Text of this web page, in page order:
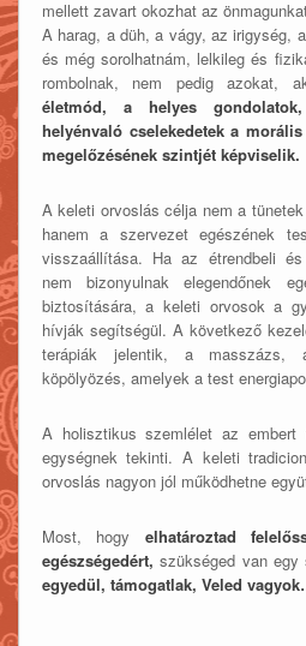
mellett zavart okozhat az
A harag, a düh, a vágy, az irigység,
és még sorolhatnám, lelkileg és
rombolnak, nem pedig azokat,
életmód, a helyes
helyénvaló cselekedetek a
megelőzésének szintjét képviselik.
A keleti orvoslás célja nem a
hanem a szervezet egészének
visszaállítása. Ha az étrendbeli
nem bizonyulnak elegendőnek
biztosítására, a keleti orvosok a
hívják segítségül. A következő
terápiák jelentik, a masszázs,
köpölyözés, amelyek a test
A holisztikus szemlélet az
egységnek tekinti. A keleti
orvoslás nagyon jól működhetne
Most, hogy elhatároztad
egészségedért, szükséged van egy
egyedül, támogatlak, Veled